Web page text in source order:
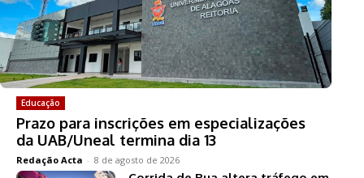
Educação
Prazo para inscrições em especializações
da UAB/Uneal termina dia 13
Redação Acta - 8 de agosto de 2026